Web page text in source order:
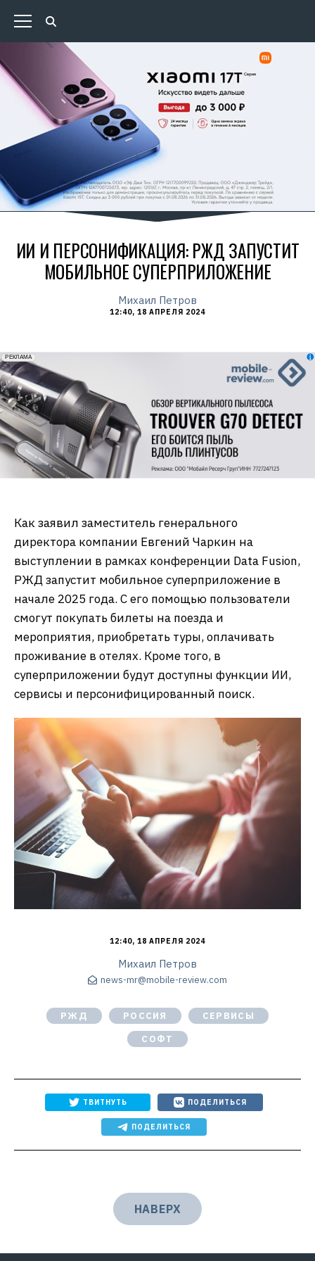
ИИ И ПЕРСОНИФИКАЦИЯ: РЖД ЗАПУСТИТ
МОБИЛЬНОЕ СУПЕРПРИЛОЖЕНИЕ
Михаил Петров
12:40, 18 АПРЕЛЯ 2024
erid: 2VfnxxmNzs5
РЕКЛАМА
Как заявил заместитель генерального
директора компании Евгений Чаркин на
выступлении в рамках конференции Data Fusion,
РЖД запустит мобильное суперприложение в
начале 2025 года. С его помощью пользователи
смогут покупать билеты на поезда и
мероприятия, приобретать туры, оплачивать
проживание в отелях. Кроме того, в
суперприложении будут доступны функции ИИ,
сервисы и персонифицированный поиск.
12:40, 18 АПРЕЛЯ 2024
Михаил Петров
news-mr@mobile-review.com
РЖД РОССИЯ
СЕРВИСЫ
СОФТ
ТВИТНУТЬ ПОДЕЛИТЬСЯ
ПОДЕЛИТЬСЯ
НАВЕРХ